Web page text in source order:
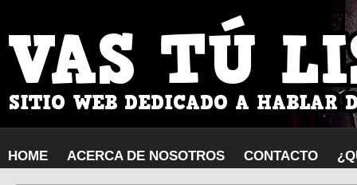
HOME ACERCA DE NOSOTROS CONTACTO